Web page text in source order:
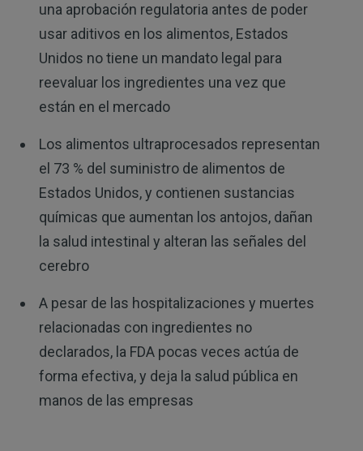
una aprobación regulatoria antes de poder
usar aditivos en los alimentos, Estados
Unidos no tiene un mandato legal para
reevaluar los ingredientes una vez que
están en el mercado
Los alimentos ultraprocesados representan
el 73 % del suministro de alimentos de
Estados Unidos, y contienen sustancias
químicas que aumentan los antojos, dañan
la salud intestinal y alteran las señales del
cerebro
A pesar de las hospitalizaciones y muertes
relacionadas con ingredientes no
declarados, la FDA pocas veces actúa de
forma efectiva, y deja la salud pública en
manos de las empresas